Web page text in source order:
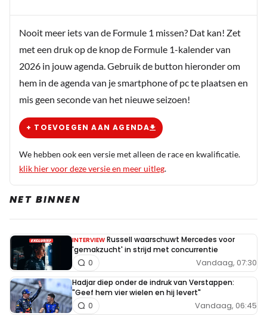
Nooit meer iets van de Formule 1 missen? Dat kan! Zet
met een druk op de knop de Formule 1-kalender van
2026 in jouw agenda. Gebruik de button hieronder om
hem in de agenda van je smartphone of pc te plaatsen en
mis geen seconde van het nieuwe seizoen!
+ TOEVOEGEN AAN AGENDA
We hebben ook een versie met alleen de race en kwalificatie.
klik hier voor deze versie en meer uitleg.
NET BINNEN
INTERVIEW Russell waarschuwt Mercedes voor
'gemakzucht' in strijd met concurrentie
Vandaag, 07:30
0
Hadjar diep onder de indruk van Verstappen:
"Geef hem vier wielen en hij levert"
Vandaag, 06:45
0